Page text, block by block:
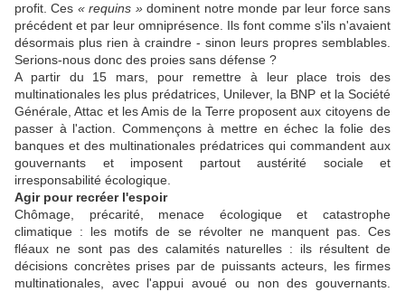
profit. Ces « requins »dominent notre monde par leur force sans
précédent et par leur omniprésence. Ils font comme s'ils n'avaient
désormais plus rien à craindre - sinon leurs propres semblables.
Serions-nous donc des proies sans défense ?
A partir du 15 mars, pour remettre à leur place trois des
multinationales les plus prédatrices, Unilever, la BNP et la Société
Générale, Attac et les Amis de la Terre proposent aux citoyens de
passer à l'action. Commençons à mettre en échec la folie des
banques et des multinationales prédatrices qui commandent aux
gouvernants et imposent partout austérité sociale et
irresponsabilité écologique.
Agir pour recréer l'espoir
Chômage, précarité, menace écologique et catastrophe
climatique : les motifs de se révolter ne manquent pas. Ces
fléaux ne sont pas des calamités naturelles : ils résultent de
décisions concrètes prises par de puissants acteurs, les firmes
multinationales, avec l'appui avoué ou non des gouvernants.